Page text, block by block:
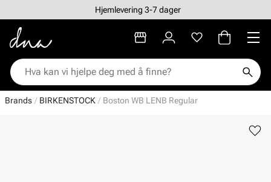
Hjemlevering 3-7 dager
Brands BIRKENSTOCK Boston WB LENB Regular